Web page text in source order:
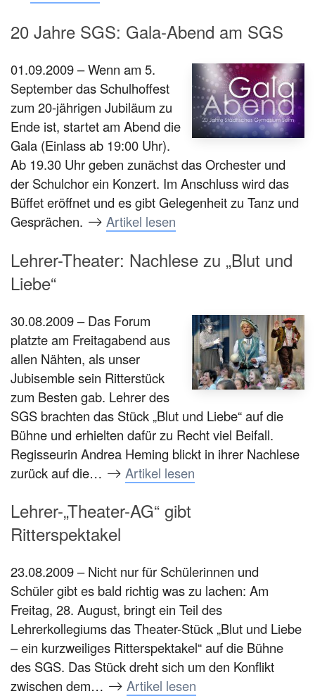
20 Jahre SGS: Gala-Abend am SGS
01.09.2009 – Wenn am 5.
September das Schulhoffest
zum 20-jährigen Jubiläum zu
Ende ist, startet am Abend die
Gala (Einlass ab 19:00 Uhr).
Ab 19.30 Uhr geben zunächst das Orchester und
der Schulchor ein Konzert. Im Anschluss wird das
Büffet eröffnet und es gibt Gelegenheit zu Tanz und
Gesprächen.
Artikel lesen
Lehrer-Theater: Nachlese zu „Blut und
Liebe“
30.08.2009 – Das Forum
platzte am Freitagabend aus
allen Nähten, als unser
Jubisemble sein Ritterstück
zum Besten gab. Lehrer des
SGS brachten das Stück „Blut und Liebe“ auf die
Bühne und erhielten dafür zu Recht viel Beifall.
Regisseurin Andrea Heming blickt in ihrer Nachlese
zurück auf die…
Artikel lesen
Lehrer-„Theater-AG“ gibt
Ritterspektakel
23.08.2009 – Nicht nur für Schülerinnen und
Schüler gibt es bald richtig was zu lachen: Am
Freitag, 28. August, bringt ein Teil des
Lehrerkollegiums das Theater-Stück „Blut und Liebe
– ein kurzweiliges Ritterspektakel“ auf die Bühne
des SGS. Das Stück dreht sich um den Konflikt
zwischen dem…
Artikel lesen